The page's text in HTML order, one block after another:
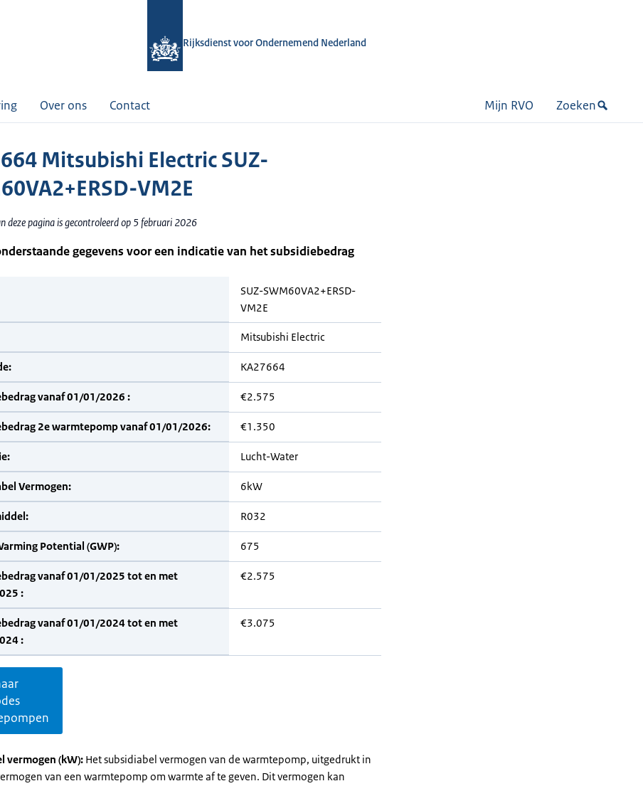
Rijksdienst voor Ondernemend Nederland
Over ons Contact Mijn RVO Zoeken
Mitsubishi Electric SUZ-
VM2E
deze pagina is gecontroleerd op 5 februari 2026
gegevens voor een indicatie van het subsidiebedrag
SUZ-SWM60VA2+ERSD-
VM2E
Mitsubishi Electric
KA27664
vanaf 01/01/2026 : €2.575
2e warmtepomp vanaf 01/01/2026: €1.350
Lucht-Water
Vermogen: 6kW
R032
Potential (GWP): 675
vanaf 01/01/2025 tot en met
:
€2.575
vanaf 01/01/2024 tot en met
:
€3.075
vermogen (kW): Het subsidiabel vermogen van de warmtepomp, uitgedrukt in
van een warmtepomp om warmte af te geven. Dit vermogen kan